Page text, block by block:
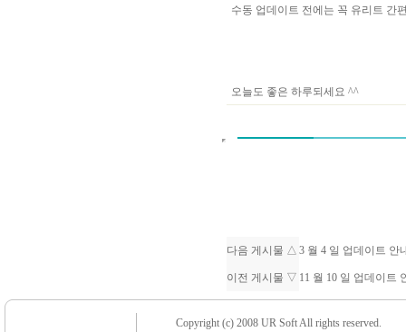
수동 업데이트 전에는 꼭 유리트 간
오늘도 좋은 하루되세요 ^^
다음 게시물 △ 3 월 4 일 업데이트 안
이전 게시물 ▽ 11 월 10 일 업데이트
Copyright (c) 2008 UR Soft All rights reserved.